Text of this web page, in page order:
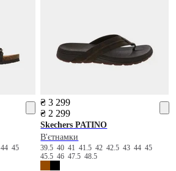
44 45
₴ 3 299
₴ 2 299
Skechers PATINO
В'єтнамки
39.5404141.54242.5434445
45.54647.548.5